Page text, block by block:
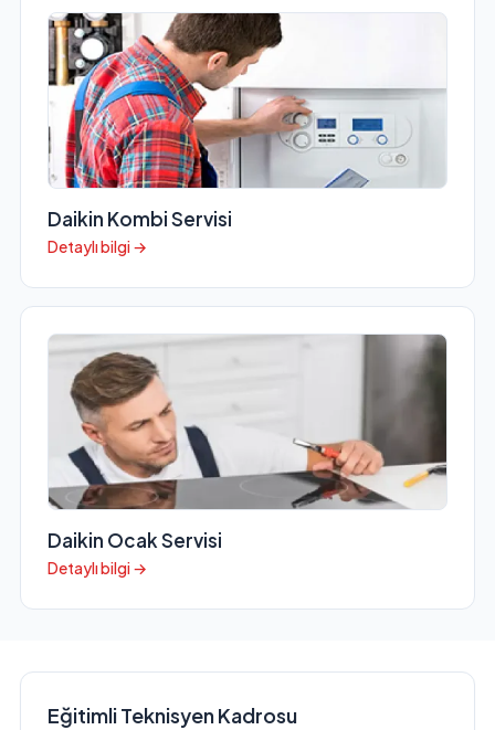
Daikin Kombi Servisi
Detaylı bilgi →
Daikin Ocak Servisi
Detaylı bilgi →
Eğitimli Teknisyen Kadrosu